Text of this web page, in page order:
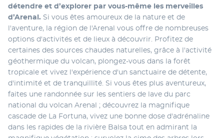
détendre et d’explorer par vous-même les merveilles
d’Arenal. Si vous êtes amoureux de la nature et de
l'aventure, la région de l'Arenal vous offre de nombreuses
options d'activités et de lieux à découvrir. Profitez de
certaines des sources chaudes naturelles, grâce à l'activité
géothermique du volcan, plongez-vous dans la forêt
tropicale et vivez l'expérience d'un sanctuaire de détente,
d'intimité et de tranquillité. Si vous êtes plus aventureux,
faites une randonnée sur les sentiers de lave du parc
national du volcan Arenal ; découvrez la magnifique
cascade de La Fortuna, vivez une bonne dose d'adrénaline
dans les rapides de la rivière Balsa tout en admirant la